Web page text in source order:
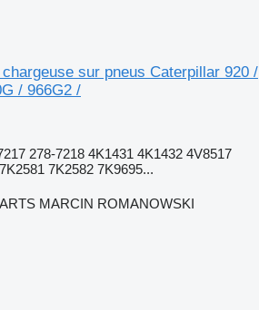
sur pneus Caterpillar 920 /
/ 966G2 /
278-7218 4K1431 4K1432 4V8517
7K2582 7K9695...
MARCIN ROMANOWSKI